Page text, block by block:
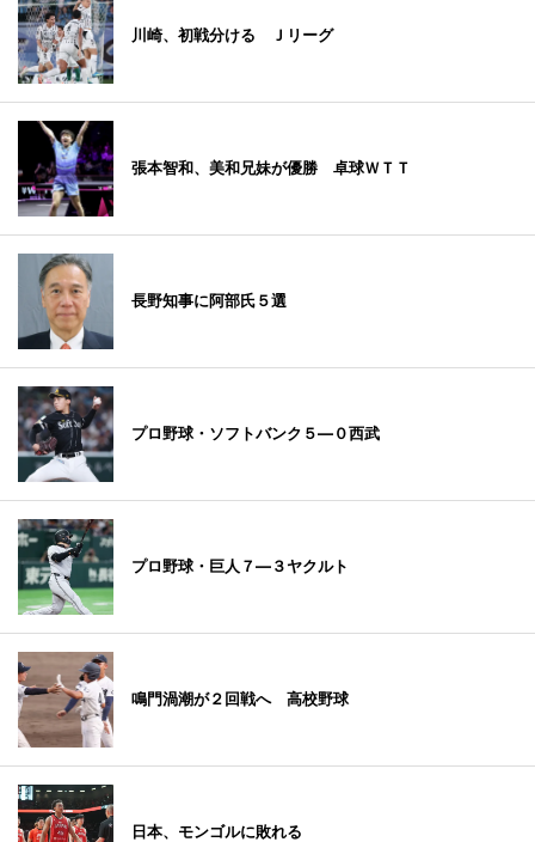
川崎、初戦分ける Ｊリーグ
張本智和、美和兄妹が優勝 卓球ＷＴＴ
長野知事に阿部氏５選
プロ野球・ソフトバンク５―０西武
プロ野球・巨人７―３ヤクルト
鳴門渦潮が２回戦へ 高校野球
日本、モンゴルに敗れる